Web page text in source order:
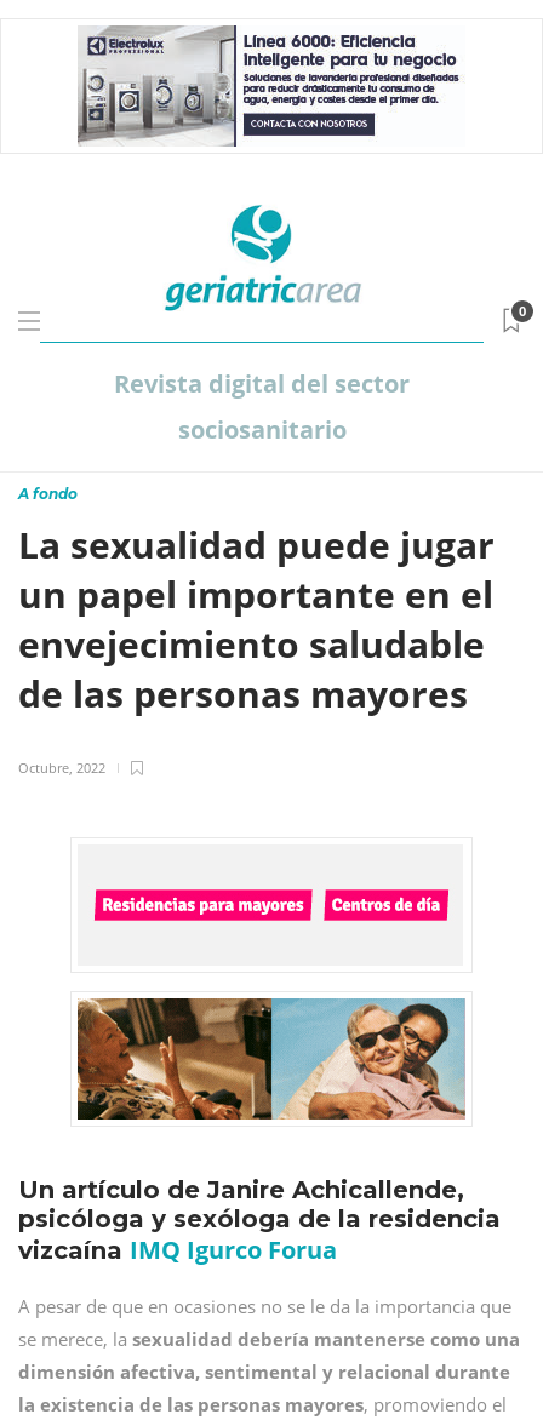
Revista digital del sector
sociosanitario
0
A fondo
La sexualidad puede jugar
un papel importante en el
envejecimiento saludable
de las personas mayores
Octubre, 2022
Un artículo de Janire Achicallende,
psicóloga y sexóloga de la residencia
vizcaína IMQ Igurco Forua
A pesar de que en ocasiones no se le da la importancia que
se merece, la sexualidad debería mantenerse como una
dimensión afectiva, sentimental y relacional durante
la existencia de las personas mayores, promoviendo el